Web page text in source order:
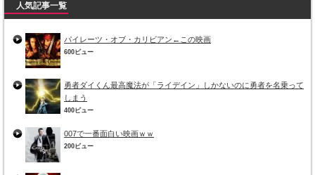
人気記事一覧
パイレーツ・オブ・カリビアン←この映画
600ビュー
勇者ダイくん最高魔法が「ライデイン」しかないのに勇者を名乗って
しまう
400ビュー
007で一番面白い映画ｗｗ
200ビュー